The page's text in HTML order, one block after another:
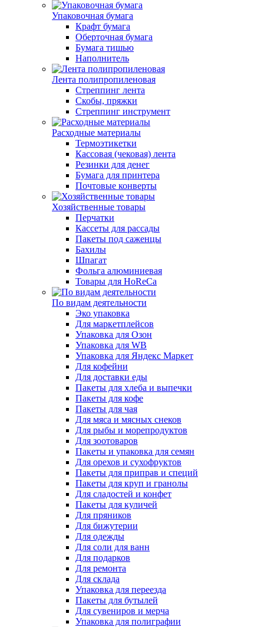
Упаковочная бумага
Крафт бумага
Оберточная бумага
Бумага тишью
Наполнитель
Лента полипропиленовая
Стреппинг лента
Скобы, пряжки
Стреппинг инструмент
Расходные материалы
Термоэтикетки
Кассовая (чековая) лента
Резинки для денег
Бумага для принтера
Почтовые конверты
Хозяйственные товары
Перчатки
Кассеты для рассады
Пакеты под саженцы
Бахилы
Шпагат
Фольга алюминиевая
Товары для HoReCa
По видам деятельности
Эко упаковка
Для маркетплейсов
Упаковка для Озон
Упаковка для WB
Упаковка для Яндекс Маркет
Для кофейни
Для доставки еды
Пакеты для хлеба и выпечки
Пакеты для кофе
Пакеты для чая
Для мяса и мясных снеков
Для рыбы и морепродуктов
Для зоотоваров
Пакеты и упаковка для семян
Для орехов и сухофруктов
Пакеты для приправ и специй
Пакеты для круп и гранолы
Для сладостей и конфет
Пакеты для куличей
Для пряников
Для бижутерии
Для одежды
Для соли для ванн
Для подарков
Для ремонта
Для склада
Упаковка для переезда
Пакеты для бутылей
Для сувениров и мерча
Упаковка для полиграфии